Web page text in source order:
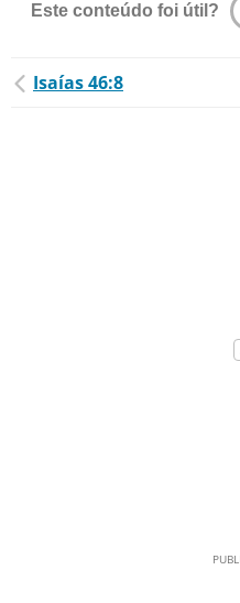
Este conteúdo foi útil?
Isaías 46:8